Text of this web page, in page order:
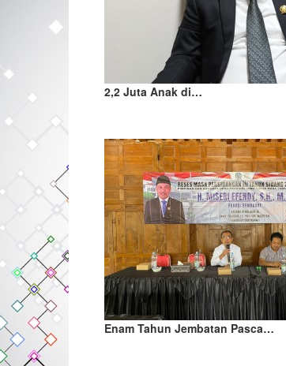
2,2 Juta Anak di…
Enam Tahun Jembatan Pasca…